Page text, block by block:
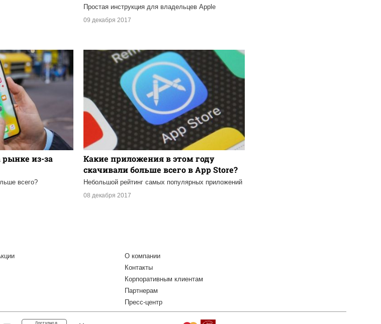
Простая инструкция для владельцев Apple
09 декабря 2017
рынке из-за
всего?
Какие приложения в этом году
скачивали больше всего в App Store?
Небольшой рейтинг самых популярных приложений
08 декабря 2017
О компании
Контакты
Корпоративным клиентам
Партнерам
Пресс-центр